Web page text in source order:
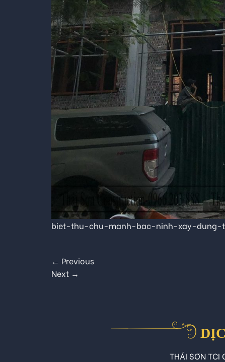
biet-thu-chu-manh-bac-ninh-xay-dung-
← Previous
Next →
THÁI SƠN